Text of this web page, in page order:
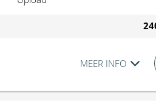
MEER INFO